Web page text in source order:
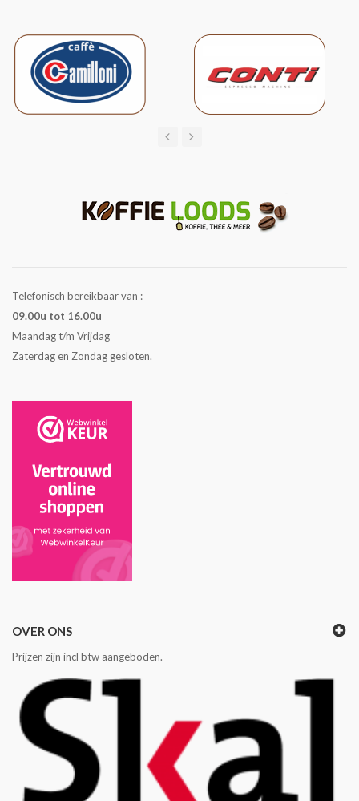
Telefonisch bereikbaar van :
09.00u tot 16.00u
Maandag t/m Vrijdag
Zaterdag en Zondag gesloten.
OVER ONS
Prijzen zijn incl btw aangeboden.